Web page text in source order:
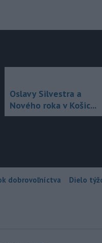
Oslavy Silvestra a
Nového roka v Košic...
dobrovoľníctva Dielo